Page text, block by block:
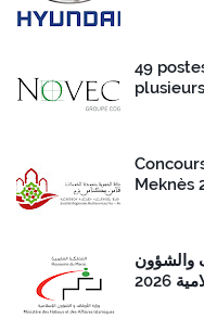
49
Meknès
والشؤون
2026